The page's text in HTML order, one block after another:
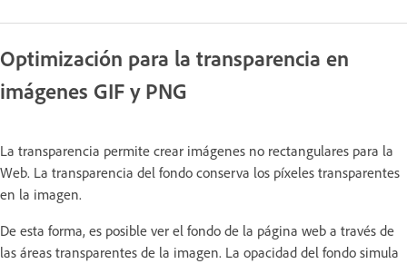
Optimización para la transparencia en
imágenes GIF y PNG
La transparencia permite crear imágenes no rectangulares para la
Web. La transparencia del fondo conserva los píxeles transparentes
en la imagen.
De esta forma, es posible ver el fondo de la página web a través de
las áreas transparentes de la imagen. La opacidad del fondo simula